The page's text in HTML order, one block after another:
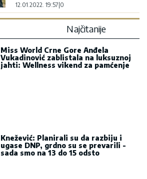
12.01.2022. 19:57|0
Najčitanije
Miss World Crne Gore Anđela
Vukadinović zablistala na luksuznoj
jahti: Wellness vikend za pamćenje
Knežević: Planirali su da razbiju i
ugase DNP, grdno su se prevarili -
sada smo na 13 do 15 odsto